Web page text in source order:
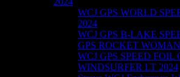
WCJ GPS WORLD
2024
WCJ GPS B-LAKE
GPS ROCKET
WCJ GPS SPEED FOIL
WINDSURFER LT 2024